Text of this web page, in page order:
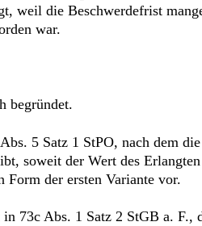
weil die Beschwerdefrist
war.
begründet.
5 Satz 1 StPO, nach dem
soweit der Wert des
der ersten Variante vor.
73c Abs. 1 Satz 2 StGB a.